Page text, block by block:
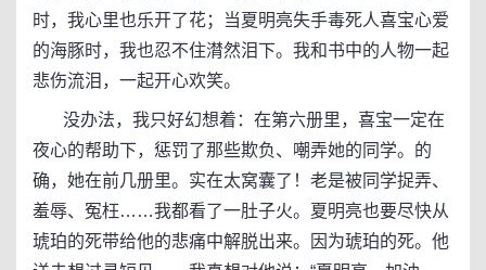
时，我心里也乐开了花；当夏明亮失手毒死人喜宝心爱
的海豚时，我也忍不住潸然泪下。我和书中的人物一起
悲伤流泪，一起开心欢笑。
没办法，我只好幻想着：在第六册里，喜宝一定在
夜心的帮助下，惩罚了那些欺负、嘲弄她的同学。的
确，她在前几册里。实在太窝囊了！老是被同学捉弄、
羞辱、冤枉……我都看了一肚子火。夏明亮也要尽快从
琥珀的死带给他的悲痛中解脱出来。因为琥珀的死。他